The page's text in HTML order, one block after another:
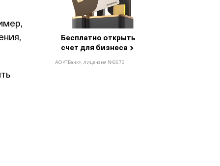
Бесплатно открыть
счет для бизнеса
АО «ТБанк», лицензия №2673